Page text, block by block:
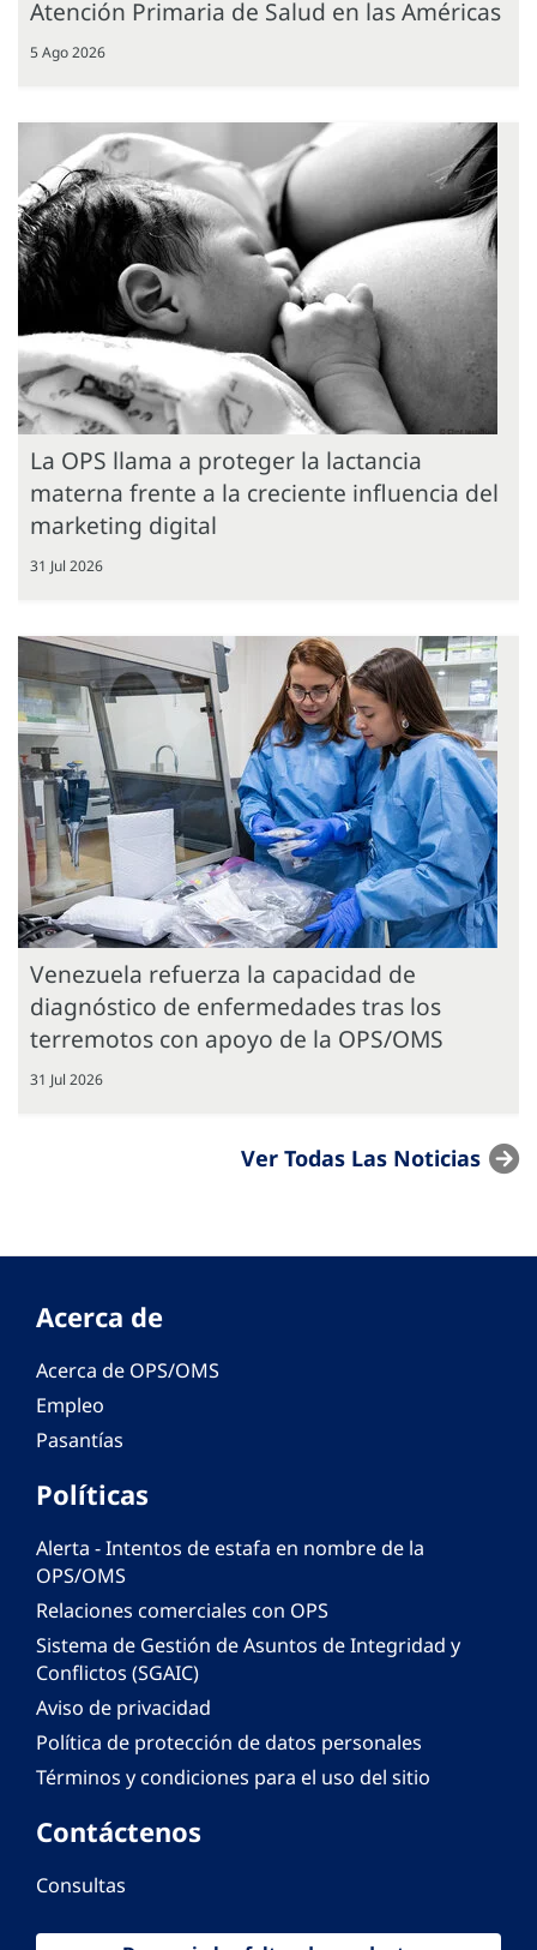
Atención Primaria de Salud en las Américas
5 Ago 2026
La OPS llama a proteger la lactancia
materna frente a la creciente influencia del
marketing digital
31 Jul 2026
Venezuela refuerza la capacidad de
diagnóstico de enfermedades tras los
terremotos con apoyo de la OPS/OMS
31 Jul 2026
Ver Todas Las Noticias
Acerca de
Acerca de OPS/OMS
Empleo
Pasantías
Políticas
Alerta - Intentos de estafa en nombre de la
OPS/OMS
Relaciones comerciales con OPS
Sistema de Gestión de Asuntos de Integridad y
Conflictos (SGAIC)
Aviso de privacidad
Política de protección de datos personales
Términos y condiciones para el uso del sitio
Contáctenos
Consultas